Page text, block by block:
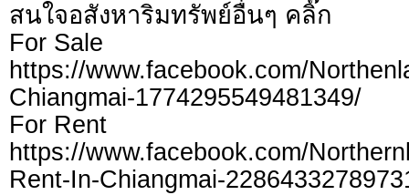
สนใจอสังหาริมทรัพย์อื่นๆ คลิ๊ก
For Sale
https://www.facebook.com/
Chiangmai-1774295549481349/
For Rent
https://www.facebook.com/
Rent-In-Chiangmai-